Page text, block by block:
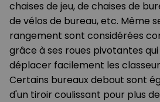
chaises de jeu, de chaises de
de vélos de bureau, etc. Même
rangement sont considérées
grâce à ses roues pivotantes
déplacer facilement les
Certains bureaux debout sont
d'un tiroir coulissant pour plus